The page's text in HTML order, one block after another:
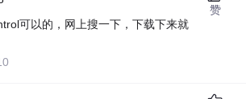
可以的，网上搜一下，下载下来就
赞